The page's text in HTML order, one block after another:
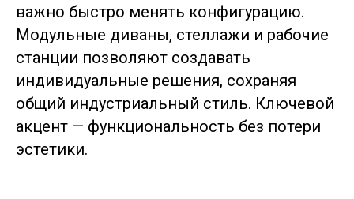
важно быстро менять конфигурацию.
Модульные диваны, стеллажи и рабочие
станции позволяют создавать
индивидуальные решения, сохраняя
общий индустриальный стиль. Ключевой
акцент — функциональность без потери
эстетики.